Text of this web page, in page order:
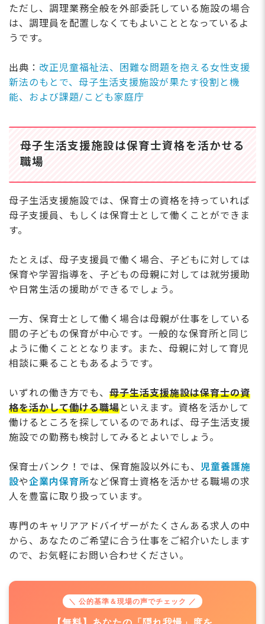
ただし、調理業務全般を外部委託している施設の場合
は、調理員を配置しなくてもよいこととなっているよ
うです。
出典： 改正児童福祉法、困難な問題を抱える女性支援
新法のもとで、母子生活支援施設が果たす役割と機
能、および課題/こども家庭庁
母子生活支援施設は保育士資格を活かせる
職場
母子生活支援施設では、保育士の資格を持っていれば
母子支援員、もしくは保育士として働くことができま
す。
たとえば、母子支援員で働く場合、子どもに対しては
保育や学習指導を、子どもの母親に対しては就労援助
や日常生活の援助ができるでしょう。
一方、保育士として働く場合は母親が仕事をしている
間の子どもの保育が中心です。一般的な保育所と同じ
ように働くこととなります。また、母親に対して育児
相談に乗ることもあるようです。
いずれの働き方でも、 母子生活支援施設は保育士の資
格を活かして働ける職場といえます。資格を活かして
働けるところを探しているのであれば、母子生活支援
施設での勤務も検討してみるとよいでしょう。
保育士バンク！では、保育施設以外にも、 児童養護施
設や企業内保育所など保育士資格を活かせる職場の求
人を豊富に取り扱っています。
専門のキャリアアドバイザーがたくさんある求人の中
から、あなたのご希望に合う仕事をご紹介いたします
ので、お気軽にお問い合わせください。
＼ 公的基準＆現場の声でチェック ／